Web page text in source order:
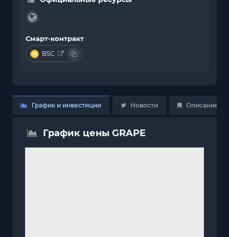
Смарт-контракт
BSC
График и инвестиции Новости Описание
График цены GRAPE